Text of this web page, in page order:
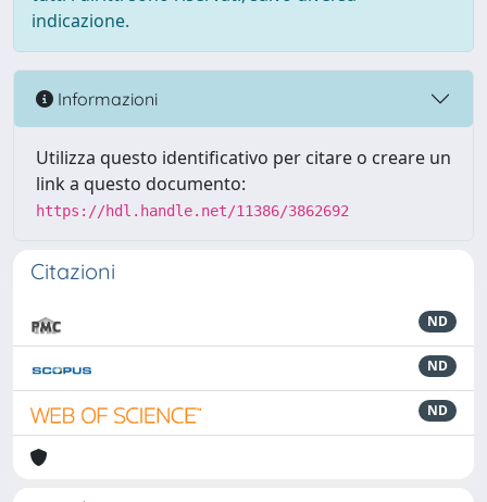
indicazione.
Informazioni
Utilizza questo identificativo per citare o creare un
link a questo documento:
https://hdl.handle.net/11386/3862692
Citazioni
ND
ND
ND